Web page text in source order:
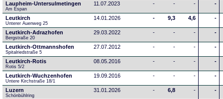
Laupheim-Untersulmetingen
Am Espan
11.07.2023 - - - -
Leutkirch
Unterer Auenweg 25
14.01.2026 - 9,3 4,6 -
Leutkirch-Adrazhofen
Bergstraße 20
29.03.2022 - - - -
Leutkirch-Ottmannshofen
Spitalriedstraße 5
27.07.2012 - - - -
Leutkirch-Rotis
Rotis 5/2
08.05.2016 - - - -
Leutkirch-Wuchzenhofen
Untere Kirchstraße 18/1
19.09.2016 - - - -
Luzern
Schönbühlring
31.01.2026 - 6,8 - -